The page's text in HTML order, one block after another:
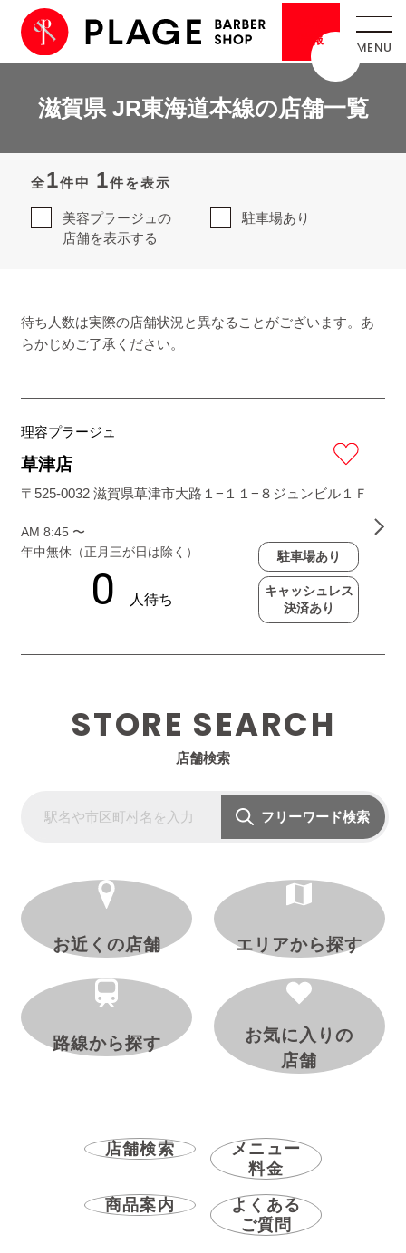
情報
滋賀県 JR東海道本線の店舗一覧
全1件中 1件を表示
美容プラージュの
店舗を表示する
駐車場あり
待ち人数は実際の店舗状況と異なることがございます。あ
らかじめご了承ください。
理容プラージュ
草津店
〒525-0032 滋賀県草津市大路１−１１−８ジュンビル１Ｆ
AM 8:45 〜
年中無休（正月三が日は除く）
駐車場あり
キャッシュレス
決済あり
STORE SEARCH
店舗検索
フリーワード検索
お近くの店舗 エリアから探す
路線から探す
お気に入りの
店舗
店舗検索
メニュー
料金
商品案内
よくある
ご質問